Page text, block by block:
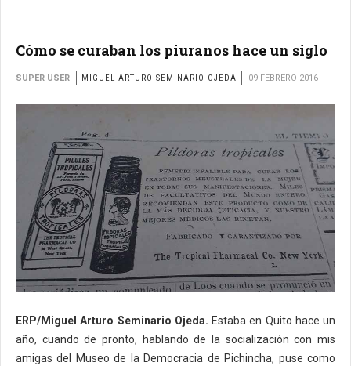
Cómo se curaban los piuranos hace un siglo
SUPER USER MIGUEL ARTURO SEMINARIO OJEDA 09 FEBRERO 2016
ERP/Miguel Arturo Seminario Ojeda. Estaba en Quito hace un
año, cuando de pronto, hablando de la socialización con mis
amigas del Museo de la Democracia de Pichincha, puse como